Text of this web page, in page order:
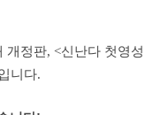
개정판, <신난다 첫영성
니다.